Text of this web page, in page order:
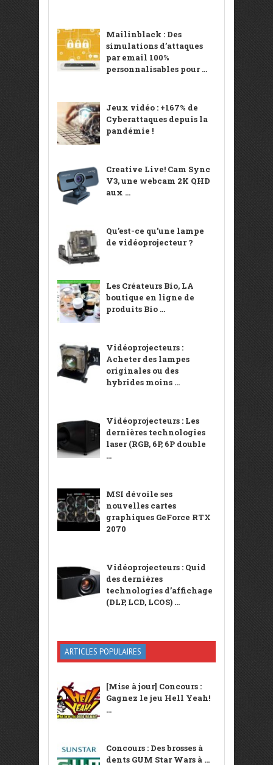
Mailinblack : Des
simulations d’attaques
par email 100%
personnalisables pour ...
Jeux vidéo : +167% de
Cyberattaques depuis la
pandémie !
Creative Live! Cam Sync
V3, une webcam 2K QHD
aux ...
Qu’est-ce qu’une lampe
de vidéoprojecteur ?
Les Créateurs Bio, LA
boutique en ligne de
produits Bio ...
Vidéoprojecteurs :
Acheter des lampes
originales ou des
hybrides moins ...
Vidéoprojecteurs : Les
dernières technologies
laser (RGB, 6P, 6P double
...
MSI dévoile ses
nouvelles cartes
graphiques GeForce RTX
2070
Vidéoprojecteurs : Quid
des dernières
technologies d’affichage
(DLP, LCD, LCOS) ...
ARTICLES POPULAIRES
[Mise à jour] Concours :
Gagnez le jeu Hell Yeah!
...
Concours : Des brosses à
dents GUM Star Wars à ...